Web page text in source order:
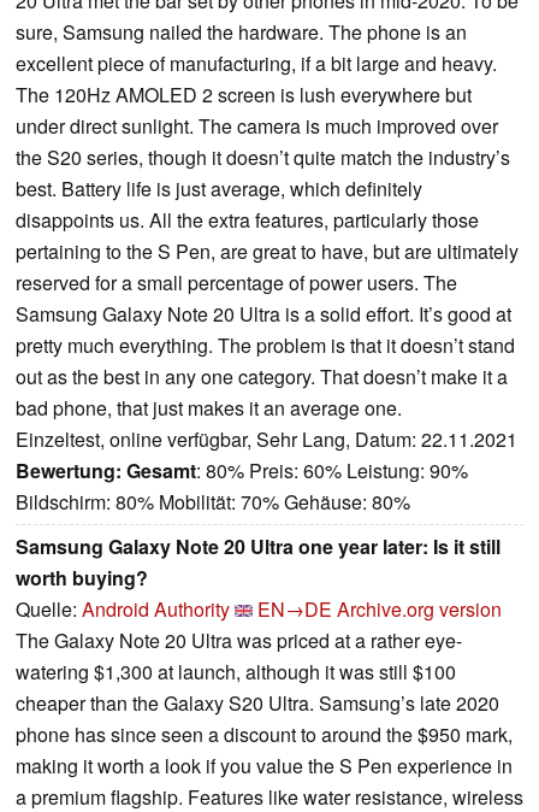
sure, Samsung nailed the hardware. The phone is an
excellent piece of manufacturing, if a bit large and heavy.
The 120Hz AMOLED 2 screen is lush everywhere but
under direct sunlight. The camera is much improved over
the S20 series, though it doesn’t quite match the industry’s
best. Battery life is just average, which definitely
disappoints us. All the extra features, particularly those
pertaining to the S Pen, are great to have, but are ultimately
reserved for a small percentage of power users. The
Samsung Galaxy Note 20 Ultra is a solid effort. It’s good at
pretty much everything. The problem is that it doesn’t stand
out as the best in any one category. That doesn’t make it a
bad phone, that just makes it an average one.
Einzeltest, online verfügbar, Sehr Lang, Datum: 22.11.2021
Bewertung: Gesamt: 80% Preis: 60% Leistung: 90%
Bildschirm: 80% Mobilität: 70% Gehäuse: 80%
Samsung Galaxy Note 20 Ultra one year later: Is it still
worth buying?
Quelle: Android Authority EN→DE Archive.org version
The Galaxy Note 20 Ultra was priced at a rather eye-
watering $1,300 at launch, although it was still $100
cheaper than the Galaxy S20 Ultra. Samsung’s late 2020
phone has since seen a discount to around the $950 mark,
making it worth a look if you value the S Pen experience in
a premium flagship. Features like water resistance, wireless